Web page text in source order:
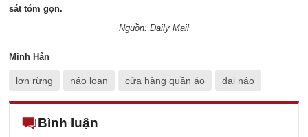
sát tóm gọn.
Nguồn: Daily Mail
Minh Hân
lợn rừng náo loạn cửa hàng quần áo đại náo
Bình luận